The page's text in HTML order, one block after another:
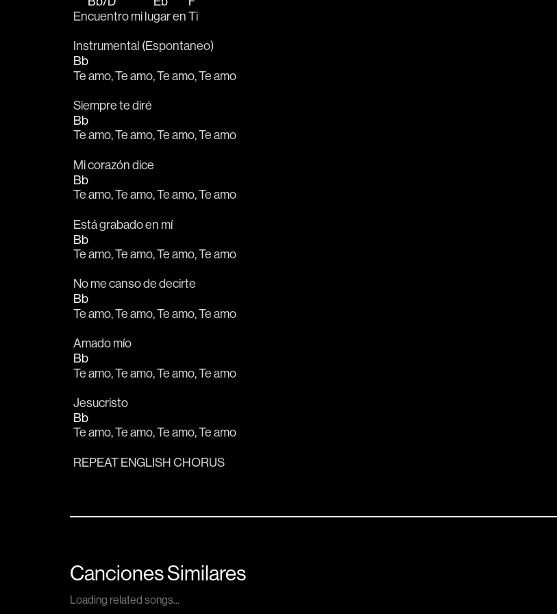
Encuentro mi lugar en Ti
Instrumental (Espontaneo)
Bb
Te amo, Te amo, Te amo, Te amo
Siempre te diré
Bb
Te amo, Te amo, Te amo, Te amo
Mi corazón dice
Bb
Te amo, Te amo, Te amo, Te amo
Está grabado en mí
Bb
Te amo, Te amo, Te amo, Te amo
No me canso de decirte
Bb
Te amo, Te amo, Te amo, Te amo
Amado mío
Bb
Te amo, Te amo, Te amo, Te amo
Jesucristo
Bb
Te amo, Te amo, Te amo, Te amo
REPEAT ENGLISH CHORUS
Canciones Similares
Loading related songs...